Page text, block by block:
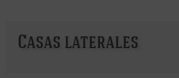
Casas laterales